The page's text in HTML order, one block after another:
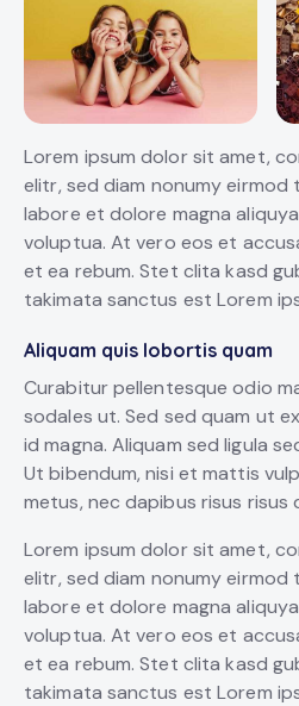
Lorem ipsum dolor sit amet,
elitr, sed diam nonumy
labore et dolore magna
voluptua. At vero eos et
et ea rebum. Stet clita kasd
takimata sanctus est Lorem
Aliquam quis lobortis quam
Curabitur pellentesque odio
sodales ut. Sed sed quam ut
id magna. Aliquam sed ligula
Ut bibendum, nisi et mattis
metus, nec dapibus risus risus
Lorem ipsum dolor sit amet,
elitr, sed diam nonumy
labore et dolore magna
voluptua. At vero eos et
et ea rebum. Stet clita kasd
takimata sanctus est Lorem